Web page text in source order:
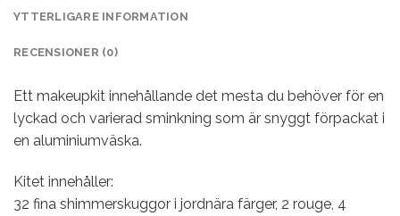
YTTERLIGARE INFORMATION
RECENSIONER (0)
Ett makeupkit innehållande det mesta du behöver för en
lyckad och varierad sminkning som är snyggt förpackat i
en aluminiumväska.
Kitet innehåller:
32 fina shimmerskuggor i jordnära färger, 2 rouge, 4